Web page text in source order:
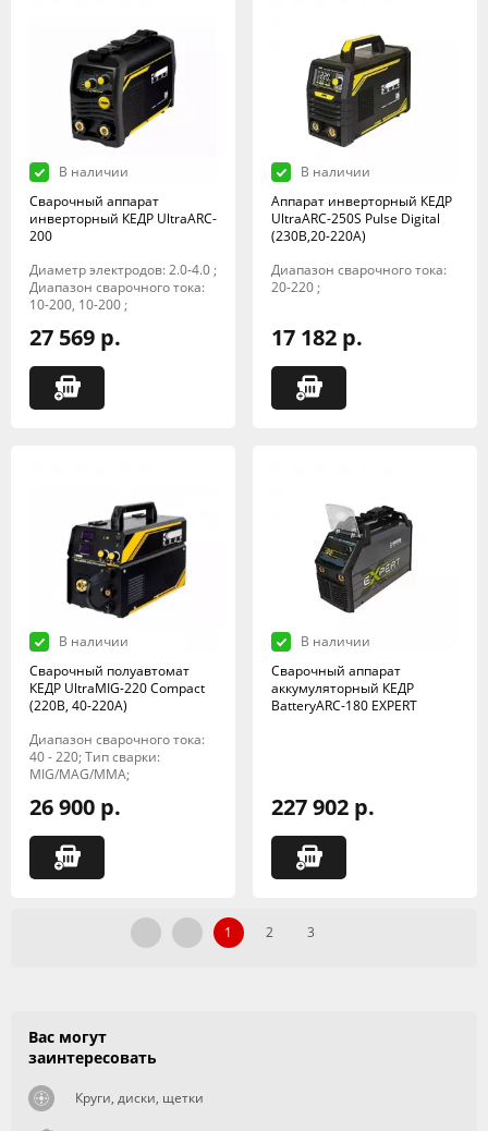
В наличии
Сварочный аппарат
инверторный КЕДР UltraARC-
200
Диаметр электродов: 2.0-4.0 ;
Диапазон сварочного тока:
10-200, 10-200 ;
27 569 р.
В наличии
Аппарат инверторный КЕДР
UltraARC-250S Pulse Digital
(230В,20-220А)
Диапазон сварочного тока:
20-220 ;
17 182 р.
В наличии
Сварочный полуавтомат
КЕДР UltraMIG-220 Compact
(220B, 40-220A)
Диапазон сварочного тока:
40 - 220; Тип сварки:
MIG/MAG/MMA;
26 900 р.
В наличии
Сварочный аппарат
аккумуляторный КЕДР
BatteryARC-180 EXPERT
227 902 р.
1 2 3
Вас могут
заинтересовать
Круги, диски, щетки